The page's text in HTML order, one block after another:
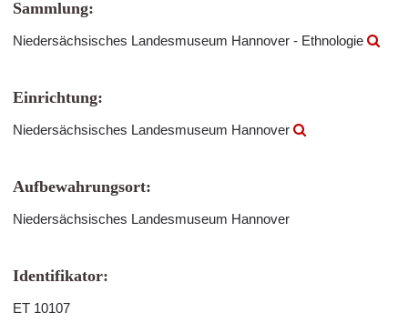
Sammlung:
Niedersächsisches Landesmuseum Hannover - Ethnologie
Einrichtung:
Niedersächsisches Landesmuseum Hannover
Aufbewahrungsort:
Niedersächsisches Landesmuseum Hannover
Identifikator:
ET 10107